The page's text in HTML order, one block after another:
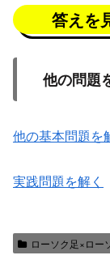
答えを
他の問題
他の基本問題を
実践問題を解く
ローソク足×ロー